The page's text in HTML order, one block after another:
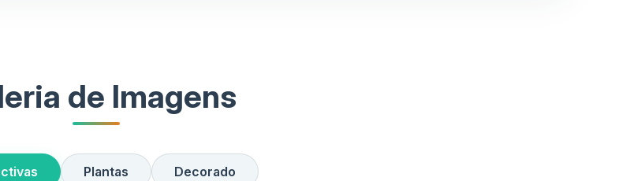
de Imagens
Plantas Decorado